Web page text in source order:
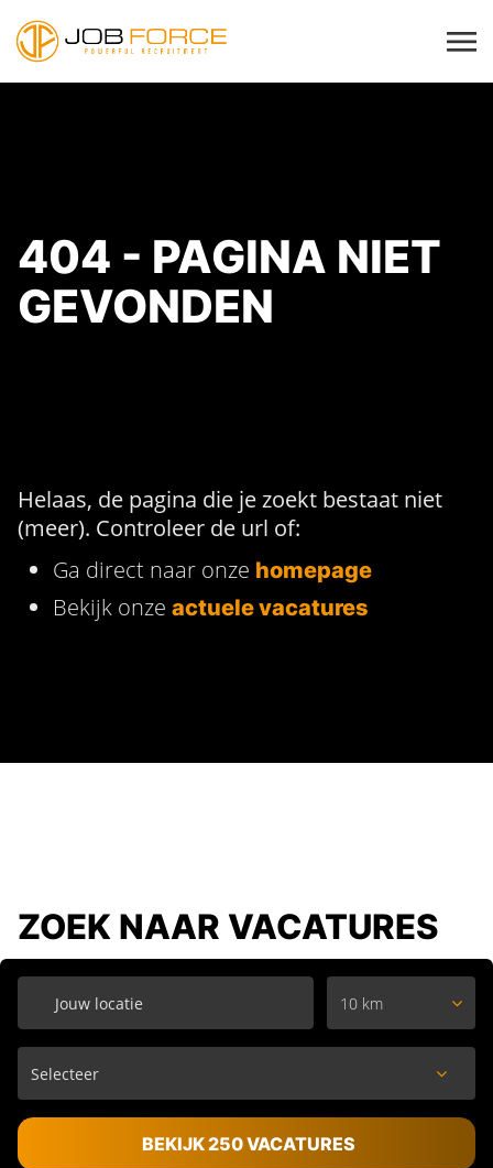
404 - PAGINA NIET
GEVONDEN
Helaas, de pagina die je zoekt bestaat niet
(meer). Controleer de url of:
Ga direct naar onze homepage
Bekijk onze actuele vacatures
ZOEK NAAR VACATURES
10 km
BEKIJK 250 VACATURES